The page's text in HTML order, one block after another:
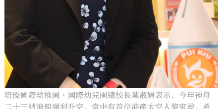
培僑國際幼稚園•國際幼兒園總校長葉淑娟表示，今年神舟
二十三號飛船順利升空，當中有首位港產太空人黎家盈，希